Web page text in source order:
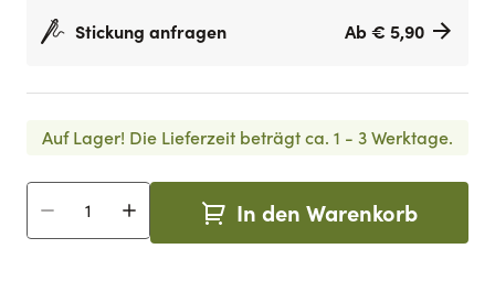
Stickung anfragen Ab € 5,90
Auf Lager! Die Lieferzeit beträgt ca. 1 - 3 Werktage.
Menge In den Warenkorb